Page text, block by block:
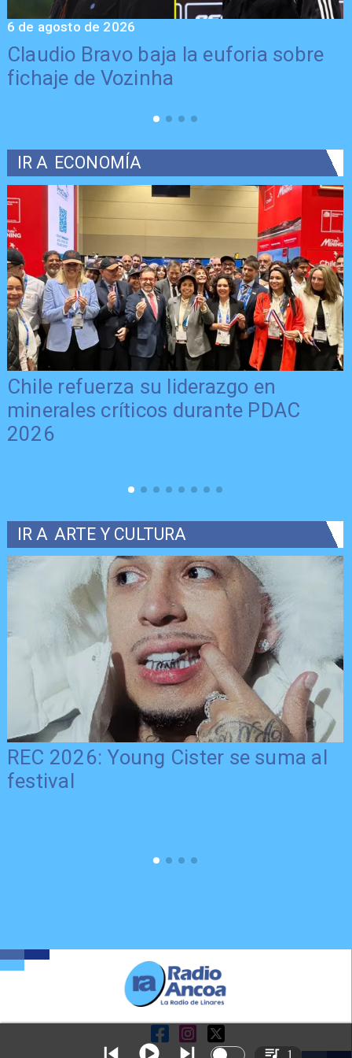
Claudio Bravo baja la euforia sobre
fichaje de Vozinha
6 de agosto de 2026
IR A ECONOMÍA
Chile refuerza su liderazgo en
minerales críticos durante PDAC
2026
IR A ARTE Y CULTURA
REC 2026: Young Cister se suma al
festival
1